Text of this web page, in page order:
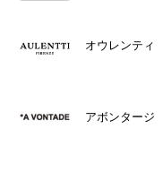
オウレンティ
アボンタージ